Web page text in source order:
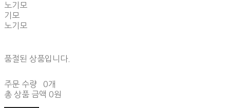
노기모
기모
노기모
품절된 상품입니다.
주문 수량
0개
총 상품 금액 0원